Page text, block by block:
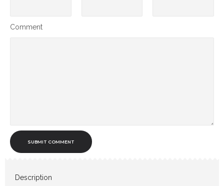
Comment
SUBMIT COMMENT
Description